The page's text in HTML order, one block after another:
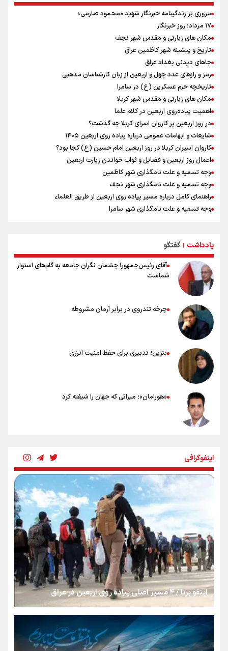
پزشکیان : آمریکا تلاش می‌کند همسایگان را علیه ما بسیج کند
افتتاحیه جشنواره نمايش عروسكى تهران-مبارك
خطیب جمعه تهران: دشمن شکست مفتضحانه خورده و به التماس افتاده،
ادبیات باخت را هم بلد نیست
دلیل تأکید پزشکیان بر اجرای طرح محله‌محوری و مسجدمحوری چیست؟
خبر سخنگوی کمیسیون امنیت از توافق در چارچوب کلی مذاکرات ایران و
عمان بر سر تنگه هرمز
مروری بر زندگینامه خبرنگار شهید «محمود صارمی»
۱۷ مرداد؛ روز خبرنگار
مکان های زیارتی و مقدس شهر نجف
تاریخ و پیشینه شهر کاظمین عراق
جاهای دیدنی بغداد عراق
رمز و رازهای عدد چهل و اربعین از زبان کارشناسان مذهبی
تاریخچه حرم عسکرین (ع) در سامرا
مکان های زیارتی و مقدس شهر کربلا
اهمیت پیاده‌روی اربعین در کلام علما
در روز اربعین بر کاروان اسرای کربلا چه گذشت؟
شایعات و ابهامات عمومی درباره پیاده روی اربعین ۱۴۰۵
کاروان اسیران کربلا در روز اربعین امام حسین (ع) کجا بود؟
اعمال روز اربعین و فضایل و ثواب خواندن زیارت اربعین
وجه تسمیه و علت نامگذاری شهر کاظمین
وجه تسمیه و علت نامگذاری شهر نجف
راهنمای کامل درباره مسیر پیاده روی اربعین از طریق العلماء
وجه تسمیه و علت نامگذاری شهر سامرا
توصیه هایی مهم برای پیچ خوردگی پا در پیاده روی اربعین
یادداشت | گفتگو
آقای رئیس‌جمهور! چشمان نگران جامعه به گام‌های استوار
شماست
چرخه تندروی در برابر آرمان مشروطه
بنزین؛ تدبیری برای حفظ امنیت انرژی
«هورامان»؛ میراثی که جهان را شیفته کرد
رسانه ملی و حق مردم برای شنیدن صدای رئیس‌جمهوری
روایت ایران از کنار مردم
از طلوع خیابان‌ها تا غروب اشک
جمله‌ای که بغض چهارماهه را شکست؛ «آهای مردم، آقا از
تهران رفتند»
اینفوگرافی
اینفو برنا / ۴ مسیر اصلی پیاده روی اربعین در عراق